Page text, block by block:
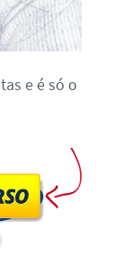
e é só o